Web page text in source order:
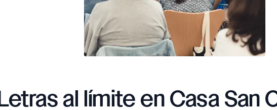
Letras al límite en Casa San